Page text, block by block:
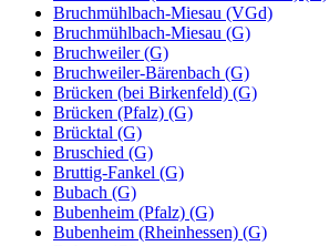
Bruchmühlbach-Miesau (VGd)
Bruchmühlbach-Miesau (G)
Bruchweiler (G)
Bruchweiler-Bärenbach (G)
Brücken (bei Birkenfeld) (G)
Brücken (Pfalz) (G)
Brücktal (G)
Bruschied (G)
Bruttig-Fankel (G)
Bubach (G)
Bubenheim (Pfalz) (G)
Bubenheim (Rheinhessen) (G)